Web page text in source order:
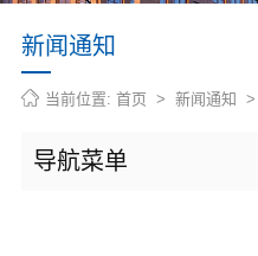
新闻通知
当前位置: 首页 > 新闻通知 >
导航菜单